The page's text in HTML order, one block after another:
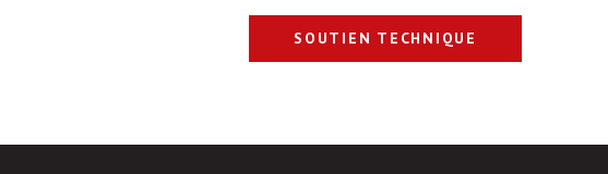
SOUTIEN TECHNIQUE